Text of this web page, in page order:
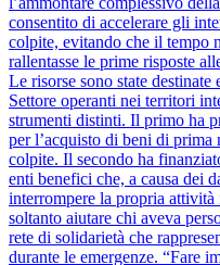
consentito di accelerare gli
colpite, evitando che il tempo
rallentasse le prime risposte
Le risorse sono state
Settore operanti nei territori
strumenti distinti. Il primo ha
per l’acquisto di beni di prima
colpite. Il secondo ha
enti benefici che, a causa dei
interrompere la propria
soltanto aiutare chi aveva
rete di solidarietà che
durante le emergenze. “Fare